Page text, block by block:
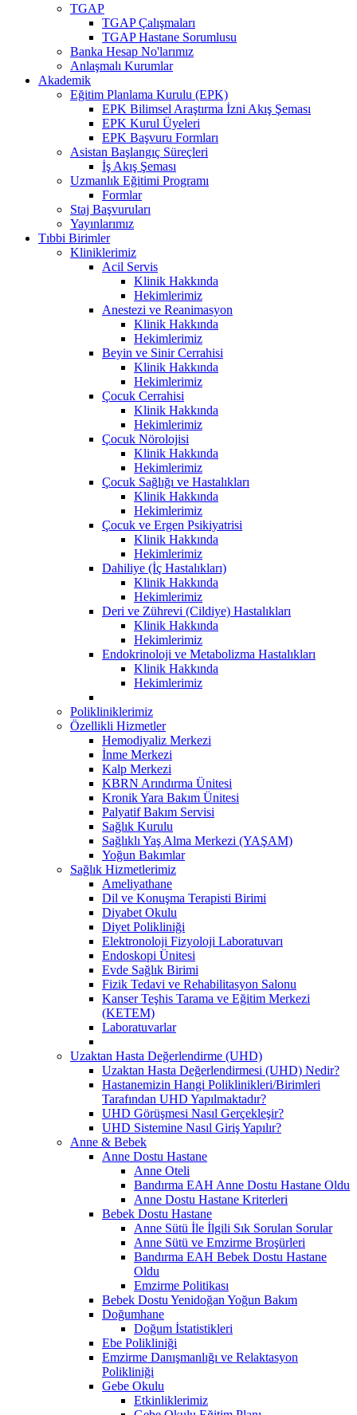
TGAP
TGAP Çalışmaları
TGAP Hastane Sorumlusu
Banka Hesap No'larımız
Anlaşmalı Kurumlar
Akademik
Eğitim Planlama Kurulu (EPK)
EPK Bilimsel Araştırma İzni Akış Şeması
EPK Kurul Üyeleri
EPK Başvuru Formları
Asistan Başlangıç Süreçleri
İş Akış Şeması
Uzmanlık Eğitimi Programı
Formlar
Staj Başvuruları
Yayınlarımız
Tıbbi Birimler
Kliniklerimiz
Acil Servis
Klinik Hakkında
Hekimlerimiz
Anestezi ve Reanimasyon
Klinik Hakkında
Hekimlerimiz
Beyin ve Sinir Cerrahisi
Klinik Hakkında
Hekimlerimiz
Çocuk Cerrahisi
Klinik Hakkında
Hekimlerimiz
Çocuk Nörolojisi
Klinik Hakkında
Hekimlerimiz
Çocuk Sağlığı ve Hastalıkları
Klinik Hakkında
Hekimlerimiz
Çocuk ve Ergen Psikiyatrisi
Klinik Hakkında
Hekimlerimiz
Dahiliye (İç Hastalıkları)
Klinik Hakkında
Hekimlerimiz
Deri ve Zührevi (Cildiye) Hastalıkları
Klinik Hakkında
Hekimlerimiz
Endokrinoloji ve Metabolizma Hastalıkları
Klinik Hakkında
Hekimlerimiz
Polikliniklerimiz
Özellikli Hizmetler
Hemodiyaliz Merkezi
İnme Merkezi
Kalp Merkezi
KBRN Arındırma Ünitesi
Kronik Yara Bakım Ünitesi
Palyatif Bakım Servisi
Sağlık Kurulu
Sağlıklı Yaş Alma Merkezi (YAŞAM)
Yoğun Bakımlar
Sağlık Hizmetlerimiz
Ameliyathane
Dil ve Konuşma Terapisti Birimi
Diyabet Okulu
Diyet Polikliniği
Elektronoloji Fizyoloji Laboratuvarı
Endoskopi Ünitesi
Evde Sağlık Birimi
Fizik Tedavi ve Rehabilitasyon Salonu
Kanser Teşhis Tarama ve Eğitim Merkezi
(KETEM)
Laboratuvarlar
Uzaktan Hasta Değerlendirme (UHD)
Uzaktan Hasta Değerlendirmesi (UHD) Nedir?
Hastanemizin Hangi Poliklinikleri/Birimleri
Tarafından UHD Yapılmaktadır?
UHD Görüşmesi Nasıl Gerçekleşir?
UHD Sistemine Nasıl Giriş Yapılır?
Anne & Bebek
Anne Dostu Hastane
Anne Oteli
Bandırma EAH Anne Dostu Hastane Oldu
Anne Dostu Hastane Kriterleri
Bebek Dostu Hastane
Anne Sütü İle İlgili Sık Sorulan Sorular
Anne Sütü ve Emzirme Broşürleri
Bandırma EAH Bebek Dostu Hastane
Oldu
Emzirme Politikası
Bebek Dostu Yenidoğan Yoğun Bakım
Doğumhane
Doğum İstatistikleri
Ebe Polikliniği
Emzirme Danışmanlığı ve Relaktasyon
Polikliniği
Gebe Okulu
Etkinliklerimiz